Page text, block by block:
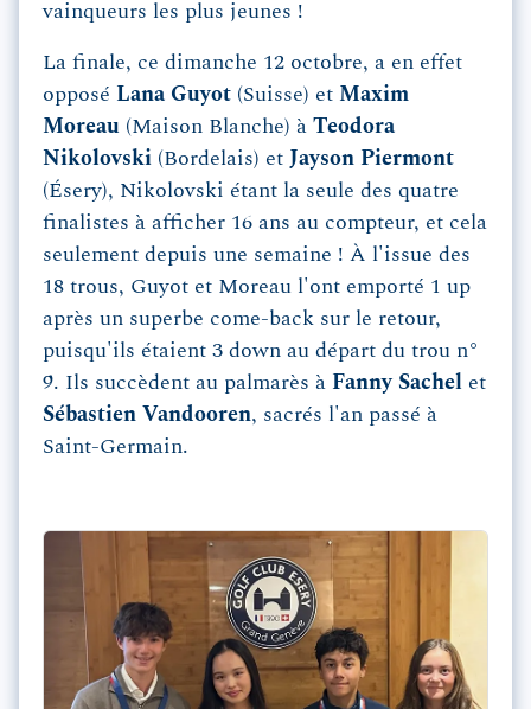
vainqueurs les plus jeunes !
La finale, ce dimanche 12 octobre, a en effet
opposé Lana Guyot (Suisse) et Maxim
Moreau (Maison Blanche) à Teodora
Nikolovski (Bordelais) et Jayson Piermont
(Ésery), Nikolovski étant la seule des quatre
finalistes à afficher 16 ans au compteur, et cela
seulement depuis une semaine ! À l'issue des
18 trous, Guyot et Moreau l'ont emporté 1 up
après un superbe come-back sur le retour,
puisqu'ils étaient 3 down au départ du trou n°
9. Ils succèdent au palmarès à Fanny Sachel et
Sébastien Vandooren, sacrés l'an passé à
Saint-Germain.